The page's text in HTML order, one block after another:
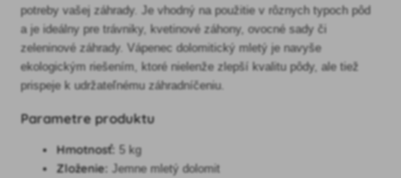
potreby vašej záhrady. Je vhodný na použitie v rôznych typoch pôd
a je ideálny pre trávniky, kvetinové záhony, ovocné sady či
zeleninové záhrady. Vápenec dolomitický mletý je navyše
ekologickým riešením, ktoré nielenže zlepší kvalitu pôdy, ale tiež
prispeje k udržateľnému záhradníčeniu.
Parametre produktu
Hmotnosť: 5 kg
Zloženie: Jemne mletý dolomit